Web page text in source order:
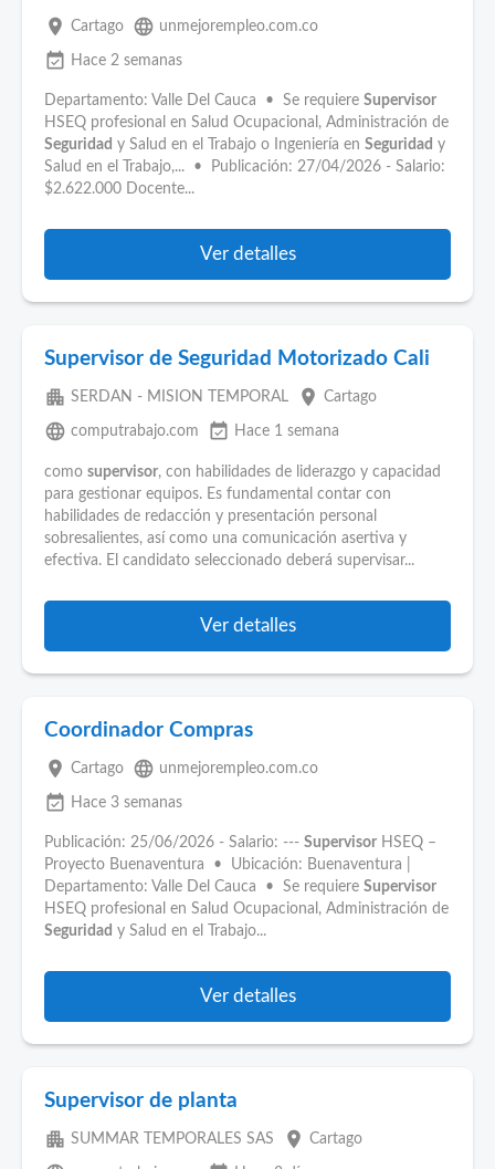
place Cartago language unmejorempleo.com.co
event_available Hace 2 semanas
Departamento: Valle Del Cauca • Se requiere Supervisor
HSEQ profesional en Salud Ocupacional, Administración de
Seguridad y Salud en el Trabajo o Ingeniería en Seguridad y
Salud en el Trabajo,... • Publicación: 27/04/2026 - Salario:
$2.622.000 Docente...
Ver detalles
Supervisor de Seguridad Motorizado Cali
apartment SERDAN - MISION TEMPORAL place Cartago
language computrabajo.com event_available Hace 1 semana
como supervisor, con habilidades de liderazgo y capacidad
para gestionar equipos. Es fundamental contar con
habilidades de redacción y presentación personal
sobresalientes, así como una comunicación asertiva y
efectiva. El candidato seleccionado deberá supervisar...
Ver detalles
Coordinador Compras
place Cartago language unmejorempleo.com.co
event_available Hace 3 semanas
Publicación: 25/06/2026 - Salario: --- Supervisor HSEQ –
Proyecto Buenaventura • Ubicación: Buenaventura |
Departamento: Valle Del Cauca • Se requiere Supervisor
HSEQ profesional en Salud Ocupacional, Administración de
Seguridad y Salud en el Trabajo...
Ver detalles
Supervisor de planta
apartment SUMMAR TEMPORALES SAS place Cartago